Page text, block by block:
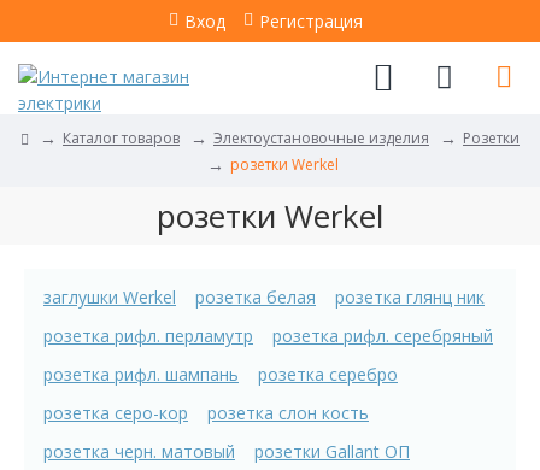
Вход Регистрация
Каталог товаров Электоустановочные изделия
Розетки
розетки Werkel
розетки Werkel
заглушки Werkel розетка белая
розетка глянц ник
розетка рифл. перламутр
розетка рифл. серебряный
розетка рифл. шампань
розетка серебро
розетка серо-кор
розетка слон кость
розетка черн. матовый
розетки Gallant ОП